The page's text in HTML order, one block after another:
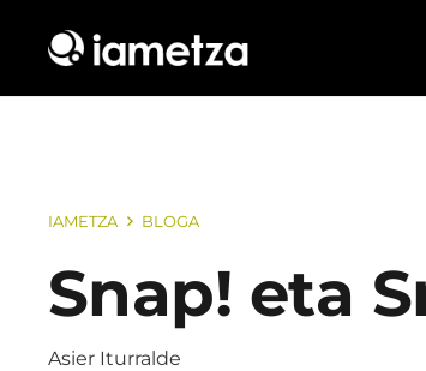
IAMETZA BLOGA
Snap! eta
Asier Iturralde